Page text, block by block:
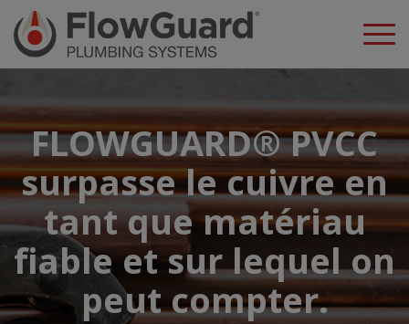
FLOWGUARD® PVCC
surpasse le cuivre en
tant que matériau
fiable et sur lequel on
peut compter.